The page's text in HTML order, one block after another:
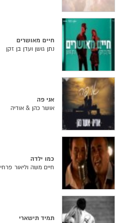
חיים מאושרים
נתן גושן ועדן בן זקן
אני פה
אושר כהן & אודיה
כמו ילדה
חיים משה וליאור פרחי
תמיד תישארי